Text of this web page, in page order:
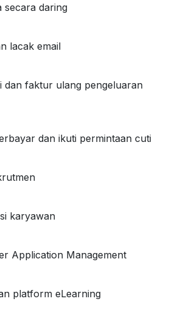
daring
lacak email
dan faktur ulang pengeluaran
dan ikuti permintaan cuti
karyawan
Application Management
platform eLearning